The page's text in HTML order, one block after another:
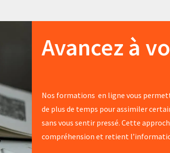
Avancez à
Nos formations en ligne vous
de plus de temps pour assimiler
sans vous sentir pressé. Cette
compréhension et retient